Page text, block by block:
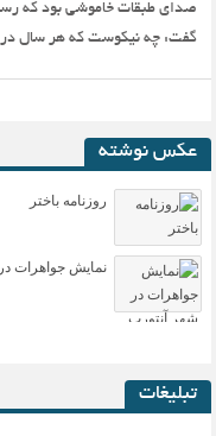
صدای طبقات خاموشی بود که
گفت: چه نیکوست که هر سال در
عکس نوشته
روزنامه باختر
نمایش جواهرات
تبلیغات